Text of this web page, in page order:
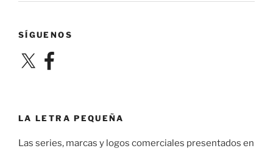
SÍGUENOS
X Facebook
LA LETRA PEQUEÑA
Las series, marcas y logos comerciales presentados en